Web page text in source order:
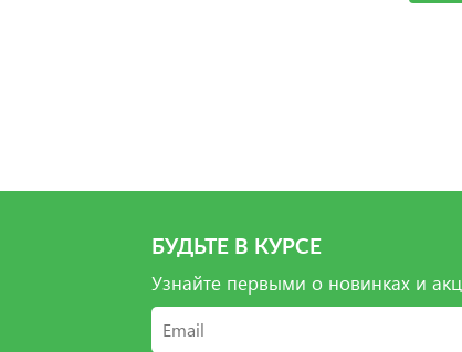
БУДЬТЕ В КУРСЕ
Узнайте первыми о новинках и